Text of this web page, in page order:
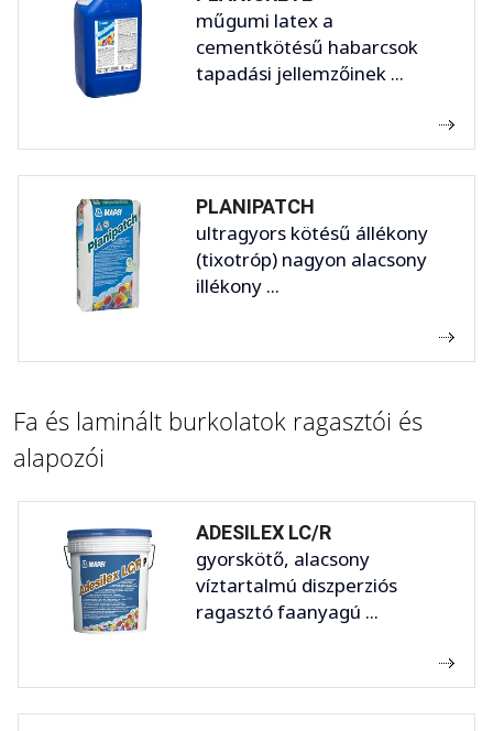
műgumi latex a
cementkötésű habarcsok
tapadási jellemzőinek ...
PLANIPATCH
ultragyors kötésű állékony
(tixotróp) nagyon alacsony
illékony ...
Fa és laminált burkolatok ragasztói és
alapozói
ADESILEX LC/R
gyorskötő, alacsony
víztartalmú diszperziós
ragasztó faanyagú ...